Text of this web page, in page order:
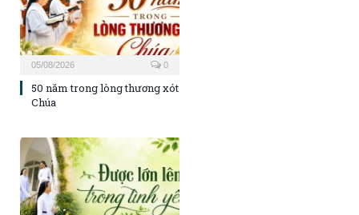
05/08/2026 0
50 năm trong lòng thương xót
Chúa